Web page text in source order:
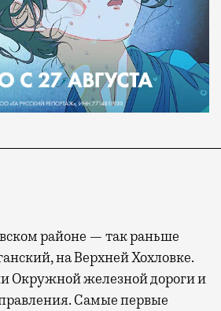
районе — так раньше
на Верхней Хохловке.
Окружной железной дороги и
Самые первые